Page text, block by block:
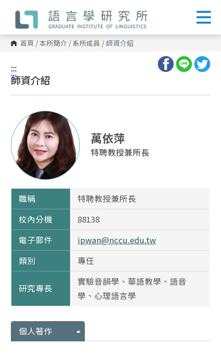
內
容 首頁 /本所簡介 / 系所成員 / 師資介紹
:::
:::
師資介紹
萬依萍
特聘教授兼所長
職稱
特聘教授兼所長
校內分機
88138
電子郵件
ipwan@nccu.edu.tw
類別
專任
研究專長
實驗音韻學、華語教學、語音
學、心理語言學
個人著作